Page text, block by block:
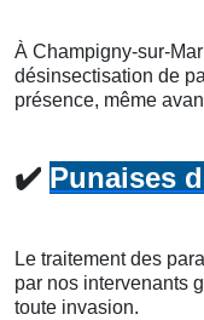
À Champigny-sur-
désinsectisation de
présence, même
✔️ Punaises
Le traitement des
par nos intervenants
toute invasion.